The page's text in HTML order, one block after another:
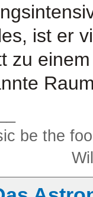
ist er
zu
be the